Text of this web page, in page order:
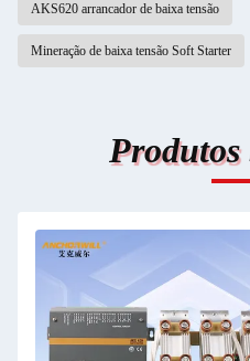
AKS620 arrancador de baixa tensão
Mineração de baixa tensão Soft Starter